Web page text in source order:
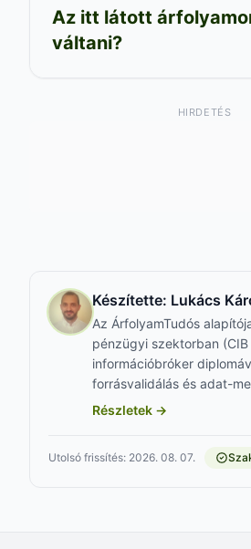
Az itt látott
váltani?
HIRDETÉS
Készítette: Lukács
Az ÁrfolyamTudós
pénzügyi szektorban
információbróker
forrásvalidálás és adat-
Részletek →
Utolsó frissítés: 2026. 08. 07.